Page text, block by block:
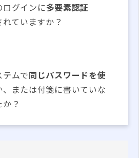
グインに多要素認証
ていますか？
ムで同じパスワードを使
、または付箋に書いていな
？